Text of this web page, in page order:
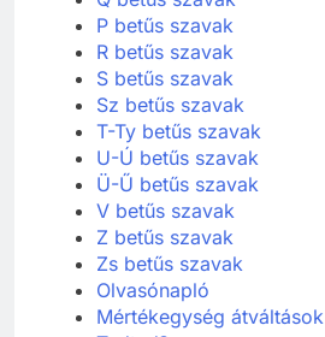
P betűs szavak
R betűs szavak
S betűs szavak
Sz betűs szavak
T-Ty betűs szavak
U-Ú betűs szavak
Ü-Ű betűs szavak
V betűs szavak
Z betűs szavak
Zs betűs szavak
Olvasónapló
Mértékegység átváltások